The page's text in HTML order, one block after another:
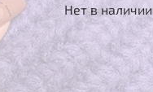
Нет в наличии